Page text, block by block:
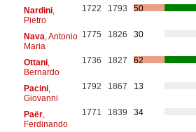
Nardini,
Pietro
1722 1793 50
Nava , Antonio
Maria
1775 1826 30
Ottani,
Bernardo
1736 1827 62
Pacini,
Giovanni
1792 1867 13
Paër,
Ferdinando
1771 1839 34